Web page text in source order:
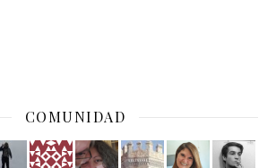
COMUNIDAD